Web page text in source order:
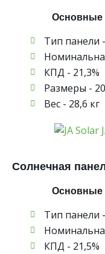
Основные
Тип панели
КПД - 21,3%
Размеры -
Вес - 28,6 кг
Солнечная
Основные
Тип панели
КПД - 21,5%